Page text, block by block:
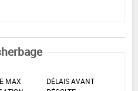
MAX
DÉLAIS AVANT